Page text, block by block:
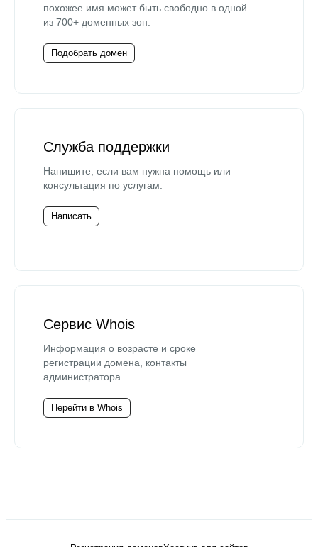
похожее имя может быть свободно в одной
из 700+ доменных зон.
Подобрать домен
Служба поддержки
Напишите, если вам нужна помощь или
консультация по услугам.
Написать
Сервис Whois
Информация о возрасте и сроке
регистрации домена, контакты
администратора.
Перейти в Whois